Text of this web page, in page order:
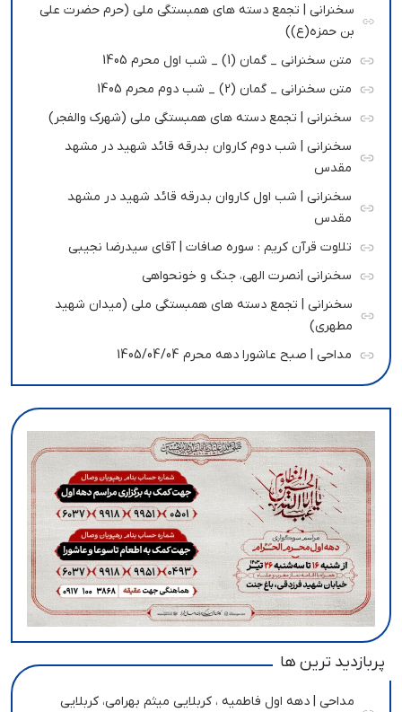
سخنرانی | تجمع دسته های همبستگی ملی (حرم حضرت علی
بن حمزه(ع))
متن سخنرانی _ گمان (1) _ شب اول محرم 1405
متن سخنرانی _ گمان (2) _ شب دوم محرم 1405
سخنرانی | تجمع دسته های همبستگی ملی (شهرک والفجر)
سخنرانی | شب دوم کاروان بدرقه قائد شهید در مشهد
مقدس
سخنرانی | شب اول کاروان بدرقه قائد شهید در مشهد
مقدس
تلاوت قرآن کریم : سوره صافات | آقای سیدرضا نجیبی
سخنرانی |نصرت الهی، جنگ و خونحواهی
سخنرانی | تجمع دسته های همبستگی ملی (میدان شهید
مطهری)
مداحی | صبح عاشورا دهه محرم 1405/04/04
پربازدید ترین ها
مداحی | دهه اول فاطمیه ، کربلایی میثم بهرامی، کربلایی